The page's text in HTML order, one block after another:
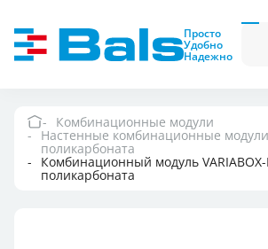
Просто
Удобно
Надежно
Вилки
и
розетки
модули
Вилки и розетки
Компания
Комбинационные модули
Настенные комбинационные
поликарбоната
Комбинационный модуль
поликарбоната